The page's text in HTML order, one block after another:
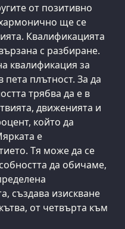
от позитивно
ще се
Квалификацията
с разбиране.
квалификация за
плътност. За да
трябва да е в
движенията и
който да
е
Тя може да се
да обичаме,
създава изискване
от четвърта към